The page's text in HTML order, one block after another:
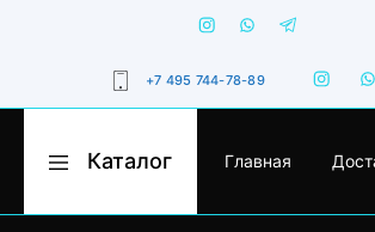
+7 495 744-78-89
Apple
ОригинальнаяКаталог Главная